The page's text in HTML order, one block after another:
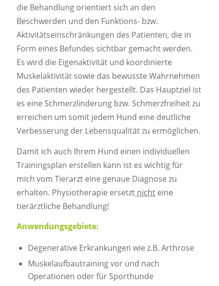
die Behandlung orientiert sich an den
Beschwerden und den Funktions- bzw.
Aktivitätseinschränkungen des Patienten, die in
Form eines Befundes sichtbar gemacht werden.
Es wird die Eigenaktivität und koordinierte
Muskelaktivität sowie das bewusste Wahrnehmen
des Patienten wieder hergestellt. Das Hauptziel ist
es eine Schmerzlinderung bzw. Schmerzfreiheit zu
erreichen um somit jedem Hund eine deutliche
Verbesserung der Lebensqualität zu ermöglichen.
Damit ich auch Ihrem Hund einen individuellen
Trainingsplan erstellen kann ist es wichtig für
mich vom Tierarzt eine genaue Diagnose zu
erhalten. Physiotherapie ersetztnichteine
tierärztliche Behandlung!
Anwendungsgebiete:
Degenerative Erkrankungen wie z.B. Arthrose
Muskelaufbautraining vor und nach
Operationen oder für Sporthunde